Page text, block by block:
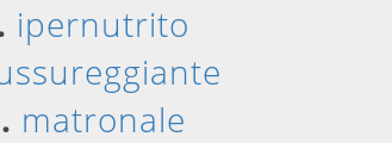
ipernutrito
matronale